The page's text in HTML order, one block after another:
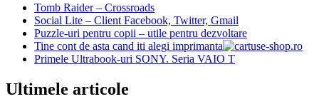
Tomb Raider – Crossroads
Social Lite – Client Facebook, Twitter, Gmail
Puzzle-uri pentru copii – utile pentru dezvoltare
Tine cont de asta cand iti alegi imprimanta
Primele Ultrabook-uri SONY. Seria VAIO T
Ultimele articole